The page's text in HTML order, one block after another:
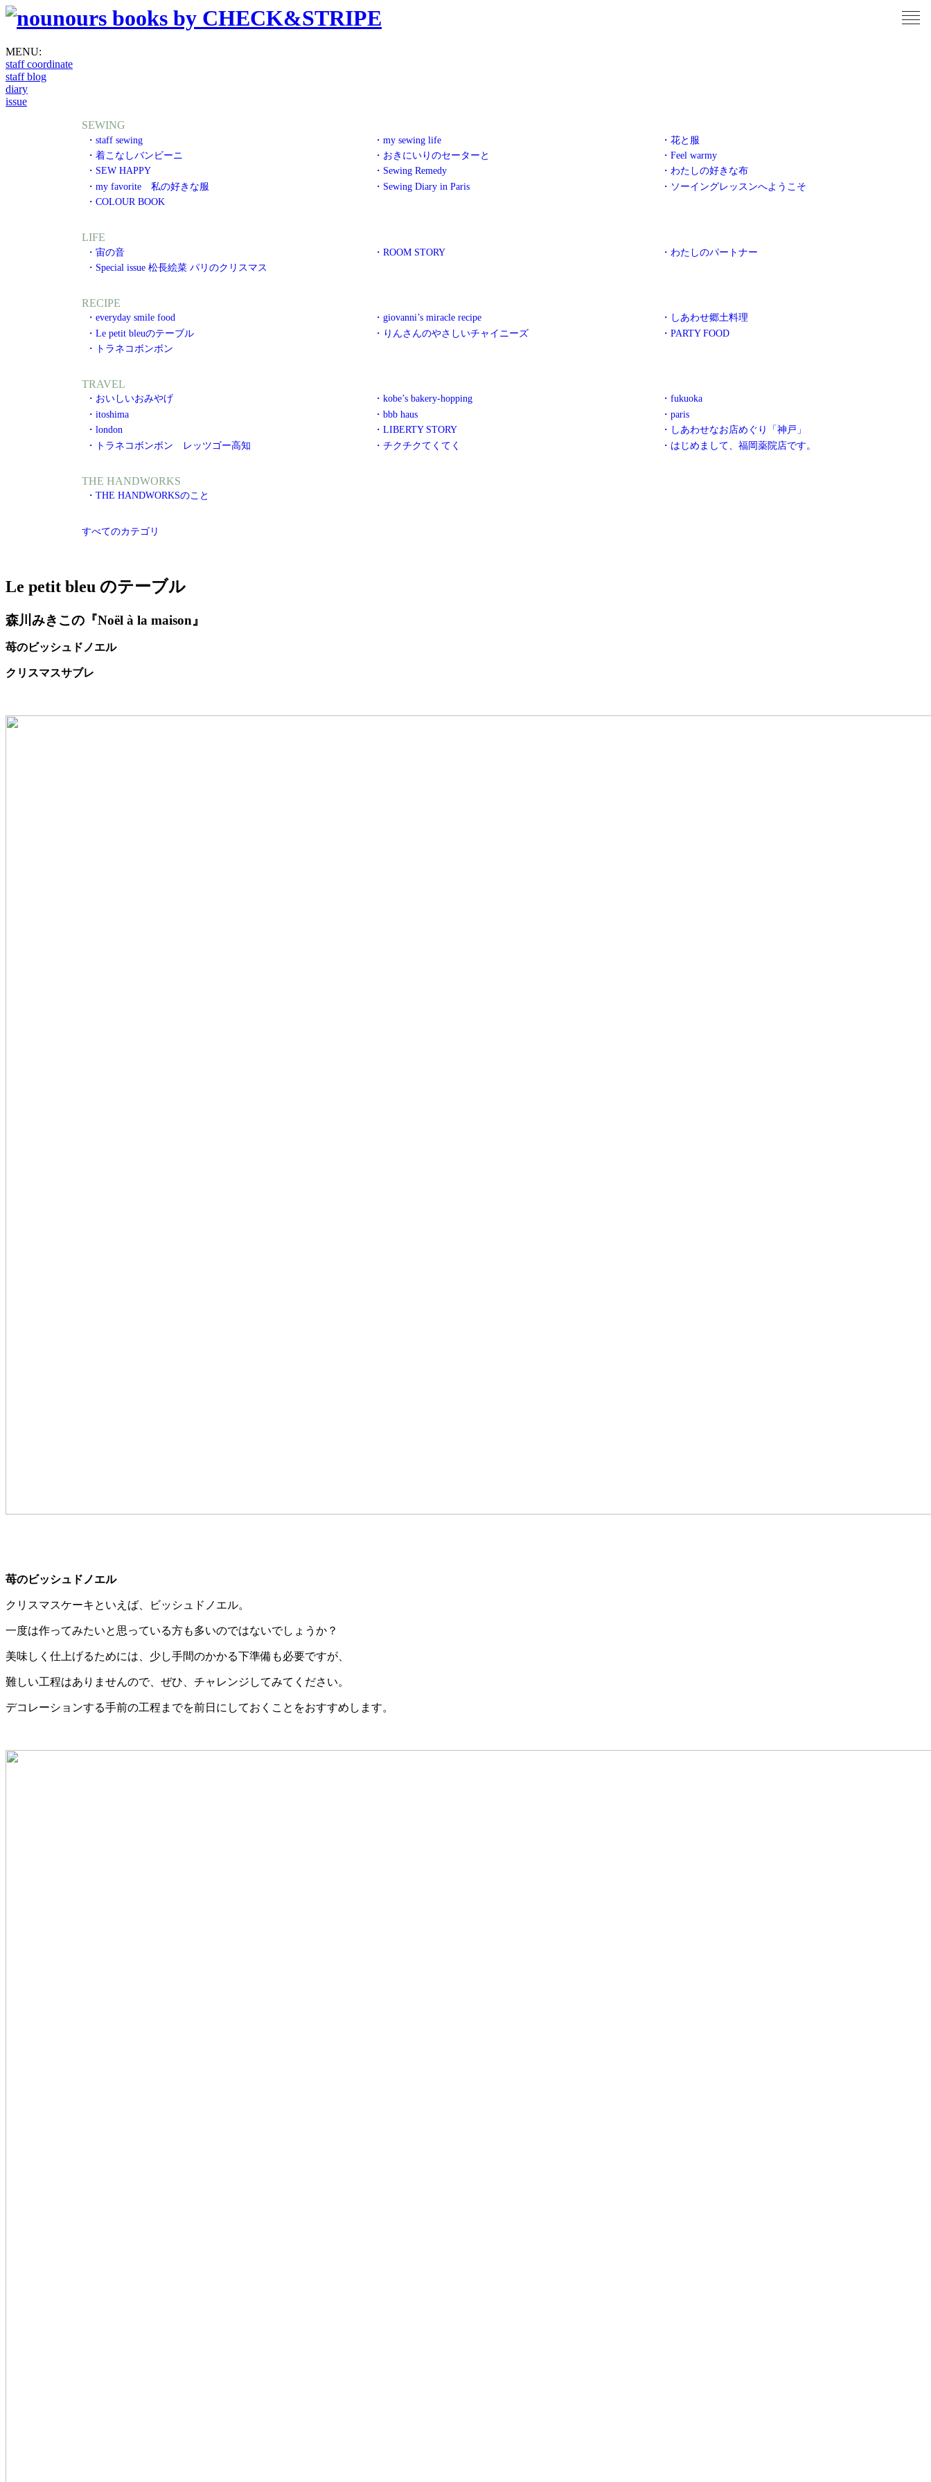
MENU:
staff coordinate
staff blog
diary
issue
SEWING
・staff sewing ・my sewing life
・花と服
・着こなしバンビーニ
・おきにいりのセーターと
・Feel warmy
・SEW HAPPY
・Sewing Remedy
・わたしの好きな布
・my favorite 私の好きな服
・Sewing Diary in Paris
・ソーイングレッスンへようこそ
・COLOUR BOOK
LIFE
・宙の音 ・ROOM STORY
・わたしのパートナー
・Special issue 松長絵菜 パリのクリスマス
RECIPE
・everyday smile food ・giovanni’s miracle recipe
・しあわせ郷土料理
・Le petit bleuのテーブル
・りんさんのやさしいチャイニーズ
・PARTY FOOD
・トラネコボンボン
TRAVEL
・おいしいおみやげ ・kobe’s bakery-hopping
・fukuoka
・itoshima
・bbb haus
・paris
・london
・LIBERTY STORY
・しあわせなお店めぐり「神戸」
・トラネコボンボン レッツゴー高知
・チクチクてくてく ・はじめまして、福岡薬院店です。
THE HANDWORKS
・THE HANDWORKSのこと
すべてのカテゴリ
Le petit bleu のテーブル
森川みきこの『Noël à la maison』
苺のビッシュドノエル
クリスマスサブレ
苺のビッシュドノエル
クリスマスケーキといえば、ビッシュドノエル。
一度は作ってみたいと思っている方も多いのではないでしょうか？
美味しく仕上げるためには、少し手間のかかる下準備も必要ですが、
難しい工程はありませんので、ぜひ、チャレンジしてみてください。
デコレーションする手前の工程までを前日にしておくことをおすすめします。